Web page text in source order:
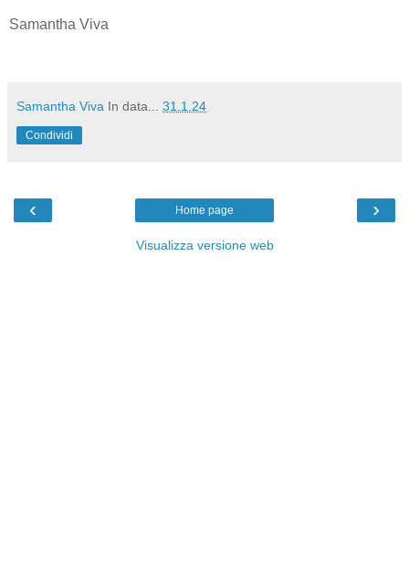
Samantha Viva
Samantha Viva In data... 31.1.24
Condividi
‹ ›
Home page
Visualizza versione web